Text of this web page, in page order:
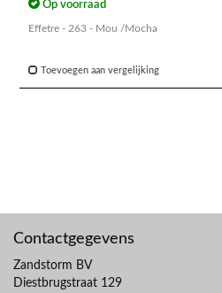
Op voorraad
Effetre - 263 - Mou /Mocha
Toevoegen aan vergelijking
Contactgegevens
Zandstorm BV
Diestbrugstraat 129